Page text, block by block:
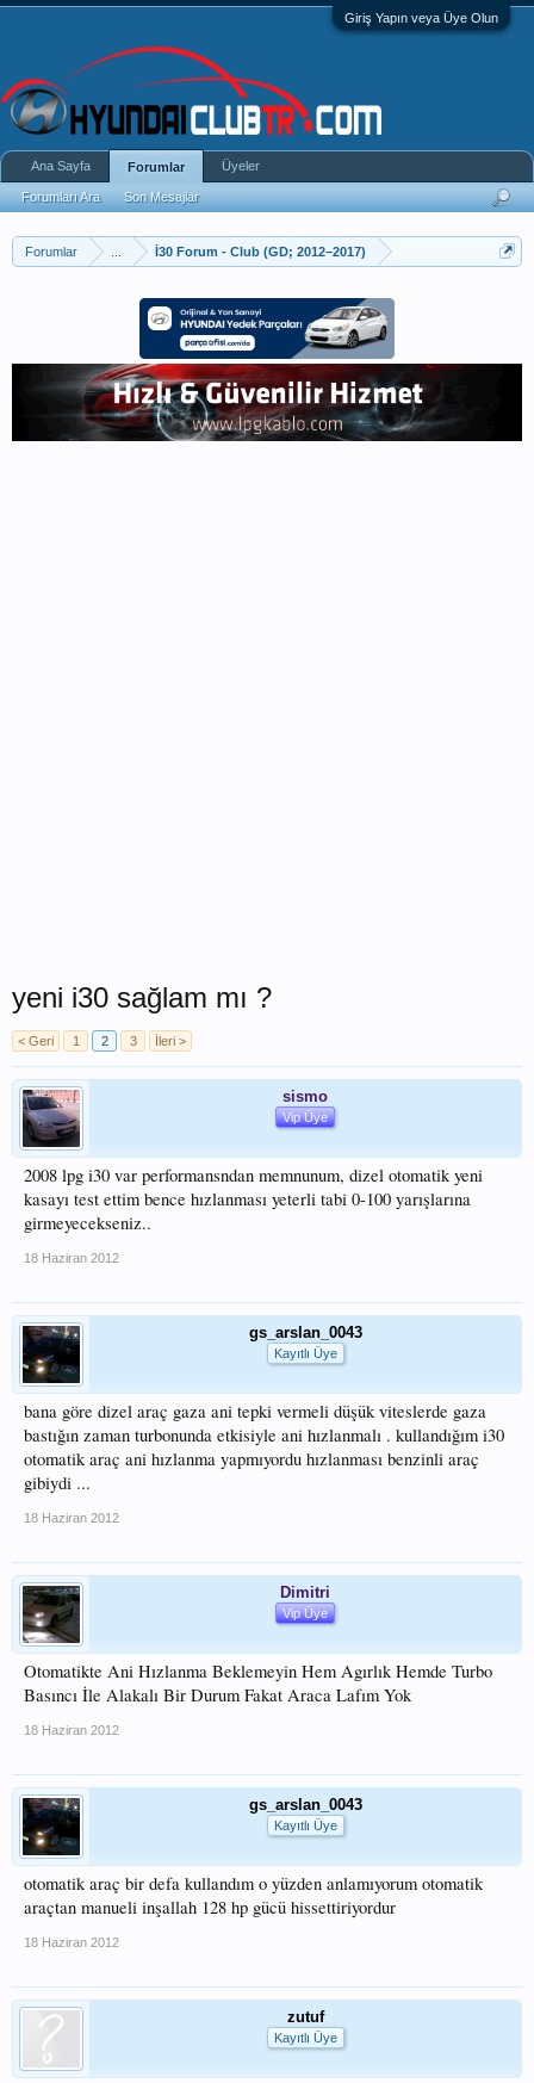
Giriş Yapın veya Üye Olun
Forumlar İ30 Forum - Club (GD; 2012–2017)
yeni i30 sağlam mı ?
< Geri 1 2 3 İleri >
sismo
Vip Üye
2008 lpg i30 var performansndan memnunum, dizel otomatik yeni
kasayı test ettim bence hızlanması yeterli tabi 0-100 yarışlarına
girmeyecekseniz..
18 Haziran 2012
gs_arslan_0043
Kayıtlı Üye
bana göre dizel araç gaza ani tepki vermeli düşük viteslerde gaza
bastığın zaman turbonunda etkisiyle ani hızlanmalı . kullandığım i30
otomatik araç ani hızlanma yapmıyordu hızlanması benzinli araç
gibiydi ...
18 Haziran 2012
Dimitri
Vip Üye
Otomatikte Ani Hızlanma Beklemeyin Hem Agırlık Hemde Turbo
Basıncı İle Alakalı Bir Durum Fakat Araca Lafım Yok
18 Haziran 2012
gs_arslan_0043
Kayıtlı Üye
otomatik araç bir defa kullandım o yüzden anlamıyorum otomatik
araçtan manueli inşallah 128 hp gücü hissettiriyordur
18 Haziran 2012
zutuf
Kayıtlı Üye
Ana Sayfa Forumlar
Forumları Ara Son Mesajlar
Üyeler